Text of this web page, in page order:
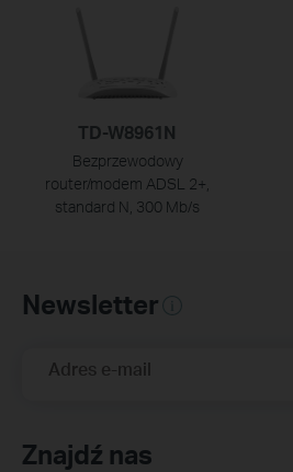
TD-W8961N
Bezprzewodowy
router/modem ADSL 2+,
standard N, 300 Mb/s
Newsletter
Adres e-mail
Znajdź nas